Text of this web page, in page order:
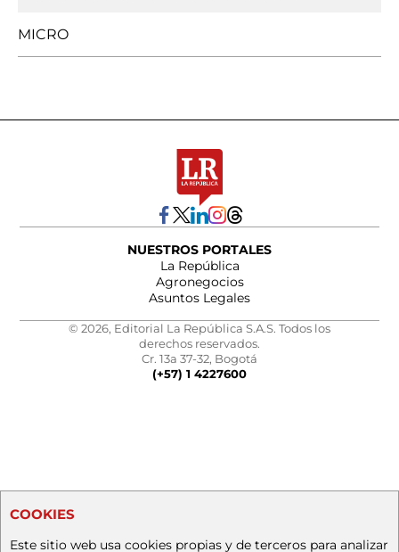
MICRO
NUESTROS PORTALES
La República
Agronegocios
Asuntos Legales
© 2026, Editorial La República S.A.S. Todos los
derechos reservados.
Cr. 13a 37-32, Bogotá
(+57) 1 4227600
COOKIES
Este sitio web usa cookies propias y de terceros para analizar